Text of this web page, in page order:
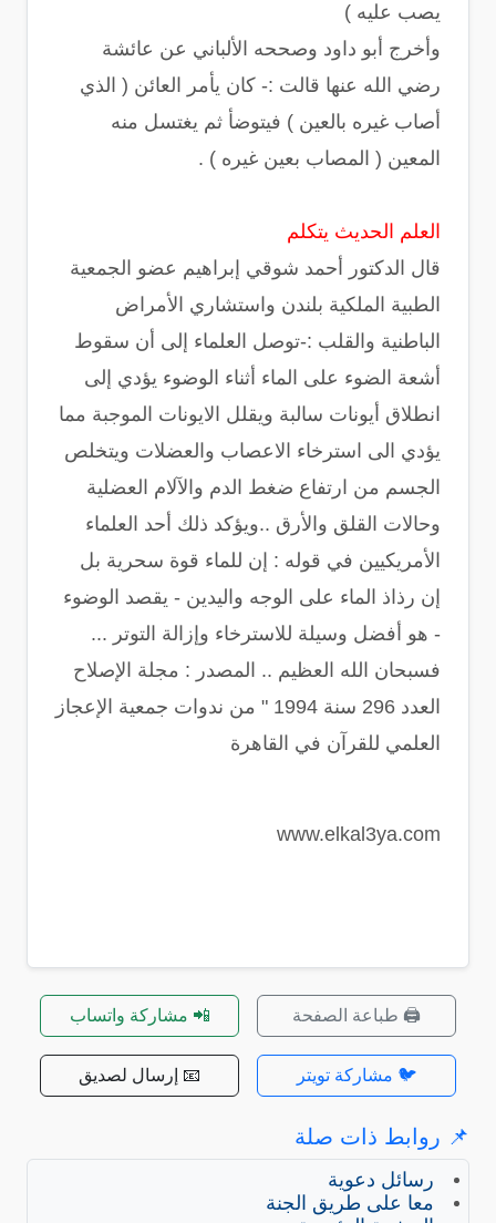
يصب عليه )
وأخرج أبو داود وصححه الألباني عن عائشة
رضي الله عنها قالت :- كان يأمر العائن ( الذي
أصاب غيره بالعين ) فيتوضأ ثم يغتسل منه
المعين ( المصاب بعين غيره ) .
العلم الحديث يتكلم
قال الدكتور أحمد شوقي إبراهيم عضو الجمعية
الطبية الملكية بلندن واستشاري الأمراض
الباطنية والقلب :-توصل العلماء إلى أن سقوط
أشعة الضوء على الماء أثناء الوضوء يؤدي إلى
انطلاق أيونات سالبة ويقلل الايونات الموجبة مما
يؤدي الى استرخاء الاعصاب والعضلات ويتخلص
الجسم من ارتفاع ضغط الدم والآلام العضلية
وحالات القلق والأرق ..ويؤكد ذلك أحد العلماء
الأمريكيين في قوله : إن للماء قوة سحرية بل
إن رذاذ الماء على الوجه واليدين - يقصد الوضوء
- هو أفضل وسيلة للاسترخاء وإزالة التوتر ...
فسبحان الله العظيم .. المصدر : مجلة الإصلاح
العدد 296 سنة 1994 " من ندوات جمعية الإعجاز
العلمي للقرآن في القاهرة
www.elkal3ya.com
🖨️ طباعة الصفحة 📲 مشاركة واتساب
🐦 مشاركة تويتر 📧 إرسال لصديق
📌 روابط ذات صلة
رسائل دعوية
معا على طريق الجنة